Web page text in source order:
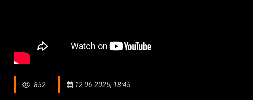
852 12.06.2025, 18:45